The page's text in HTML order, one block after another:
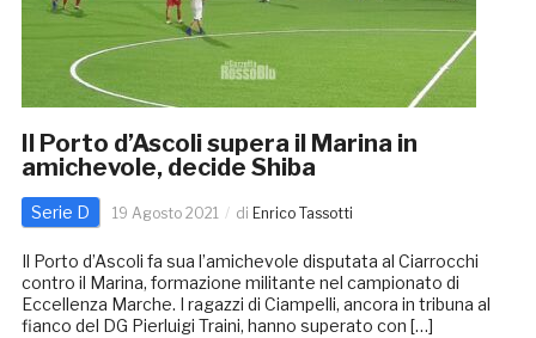
Il Porto d’Ascoli supera il Marina in
amichevole, decide Shiba
Serie D 19 Agosto 2021 di Enrico Tassotti
Il Porto d’Ascoli fa sua l’amichevole disputata al Ciarrocchi
contro il Marina, formazione militante nel campionato di
Eccellenza Marche. I ragazzi di Ciampelli, ancora in tribuna al
fianco del DG Pierluigi Traini, hanno superato con […]